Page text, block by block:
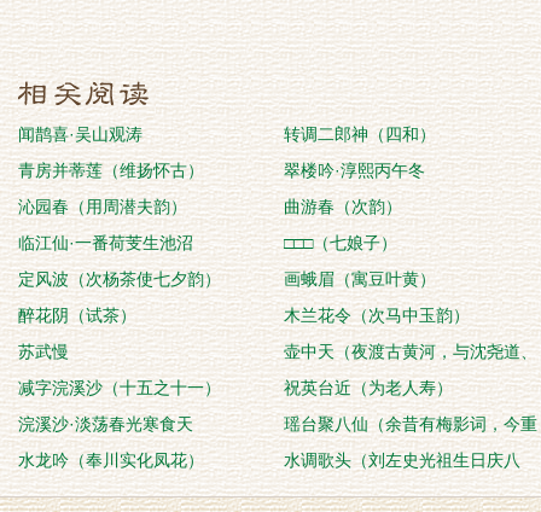
闻鹊喜·吴山观涛
转调二郎神（四和）
青房并蒂莲（维扬怀古）
翠楼吟·淳熙丙午冬
沁园春（用周潜夫韵）
曲游春（次韵）
临江仙·一番荷芰生池沼
□□□（七娘子）
定风波（次杨茶使七夕韵）
画蛾眉（寓豆叶黄）
醉花阴（试茶）
木兰花令（次马中玉韵）
苏武慢
壶中天（夜渡古黄河，与沈尧道、
曾子敬同赋）
减字浣溪沙（十五之十一）
祝英台近（为老人寿）
浣溪沙·淡荡春光寒食天
瑶台聚八仙（余昔有梅影词，今重
为模写）
水龙吟（奉川实化凤花）
水调歌头（刘左史光祖生日庆八
十）